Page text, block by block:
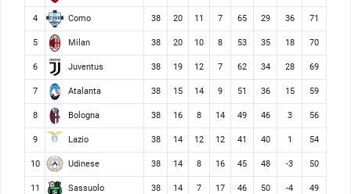
4 Como 38 20 11 7 65 29 36 71
5 Milan 38 20 10 8 53 35 18 70
6 Juventus 38 19 12 7 62 34 28 69
7 Atalanta 38 15 14 9 51 36 15 59
8 Bologna 38 16 8 14 49 46 3 56
9 Lazio 38 14 12 12 41 40 1 54
10 Udinese 38 14 8 16 45 48 -3 50
11 Sassuolo 38 14 7 17 46 50 -4 49